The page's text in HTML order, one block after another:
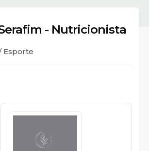
- Nutricionista
Esporte